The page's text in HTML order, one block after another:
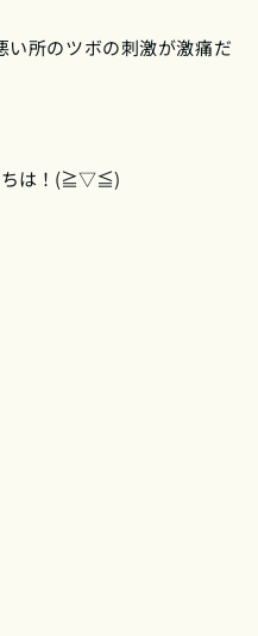
い所のツボの刺激が激痛だ
ちは！(≧▽≦)